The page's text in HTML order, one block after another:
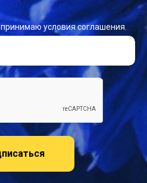
условия соглашения.